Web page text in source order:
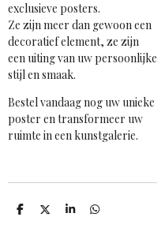
exclusieve posters.
Ze zijn meer dan gewoon een
decoratief element, ze zijn
een uiting van uw persoonlijke
stijl en smaak.
Bestel vandaag nog uw unieke
poster en transformeer uw
ruimte in een kunstgalerie.
D
D
S
D